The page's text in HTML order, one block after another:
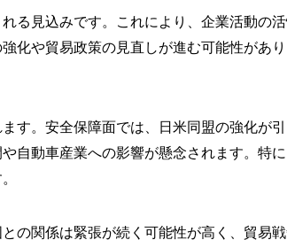
る見込みです。これにより、企業活動の
化や貿易政策の見直しが進む可能性があ
。安全保障面では、日米同盟の強化が引
自動車産業への影響が懸念されます。特
の関係は緊張が続く可能性が高く、貿易